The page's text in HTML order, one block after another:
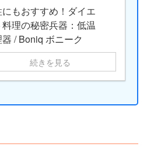
にもおすすめ！ダイエ
料理の秘密兵器：低温
/ Boniq ボニーク
続きを見る